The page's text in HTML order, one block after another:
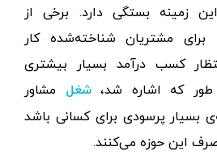
زمینه بستگی دارد. برخی از
برای مشتریان شناخته‌شده کار
کسب درآمد بسیار بیشتری
طور که اشاره شد،شغل
مشاور
بسیار پرسودی برای کسانی باشد
این حوزه می‌کنند.